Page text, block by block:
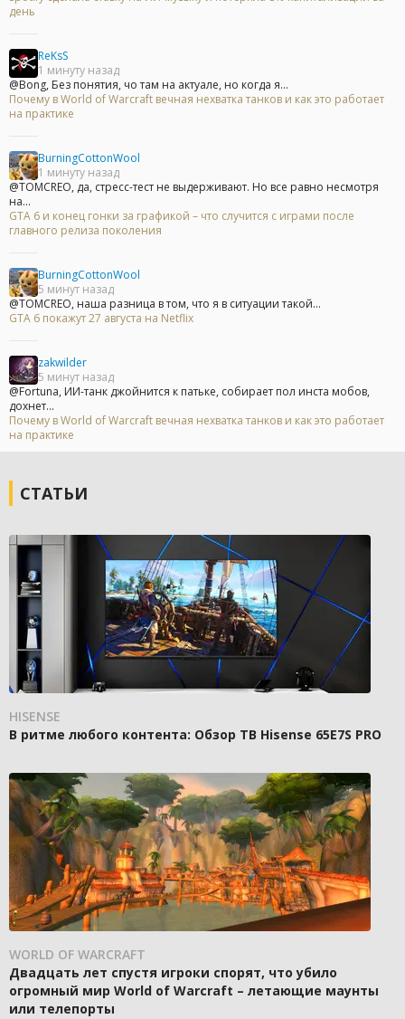
день
ReKsS
1 минуту назад
@Bong, Без понятия, чо там на актуале, но когда я...
Почему в World of Warcraft вечная нехватка танков и как это работает
на практике
BurningCottonWool
1 минуту назад
@TOMCREO, да, стресс-тест не выдерживают. Но все равно несмотря
на...
GTA 6 и конец гонки за графикой – что случится с играми после
главного релиза поколения
BurningCottonWool
5 минут назад
@TOMCREO, наша разница в том, что я в ситуации такой...
GTA 6 покажут 27 августа на Netflix
zakwilder
5 минут назад
@Fortuna, ИИ-танк джойнится к патьке, собирает пол инста мобов,
дохнет...
Почему в World of Warcraft вечная нехватка танков и как это работает
на практике
СТАТЬИ
HISENSE
В ритме любого контента: Обзор ТВ Hisense 65E7S PRO
WORLD OF WARCRAFT
Двадцать лет спустя игроки спорят, что убило
огромный мир World of Warcraft – летающие маунты
или телепорты